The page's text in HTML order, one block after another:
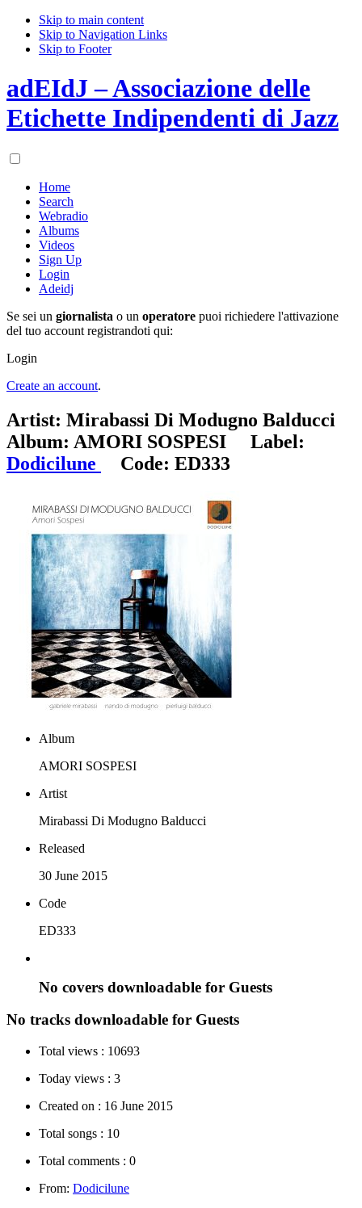
Skip to main content
Skip to Navigation Links
Skip to Footer
adEIdJ – Associazione delle
Etichette Indipendenti di Jazz
Home
Search
Webradio
Albums
Videos
Sign Up
Login
Adeidj
Se sei un giornalista o un operatore puoi richiedere l'attivazione
del tuo account registrandoti qui:
Login
Create an account.
Artist: Mirabassi Di Modugno Balducci
Album: AMORI SOSPESI Label:
Dodicilune
Code: ED333
Album
AMORI SOSPESI
Artist
Mirabassi Di Modugno Balducci
Released
30 June 2015
Code
ED333
No covers downloadable for Guests
No tracks downloadable for Guests
Total views : 10693
Today views : 3
Created on : 16 June 2015
Total songs : 10
Total comments : 0
From: Dodicilune